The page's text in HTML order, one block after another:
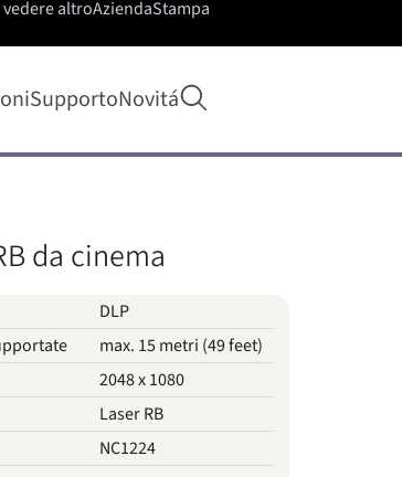
SupportoNovitá Apri ricerca
vedere altroAziendaStampa
da cinema
DLP
max. 15 metri (49 feet)
2048 x 1080
Laser RB
NC1224